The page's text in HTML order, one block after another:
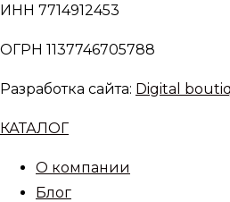
ИНН 7714912453
ОГРН 1137746705788
Разработка сайта: Digital
КАТАЛОГ
О компании
Блог